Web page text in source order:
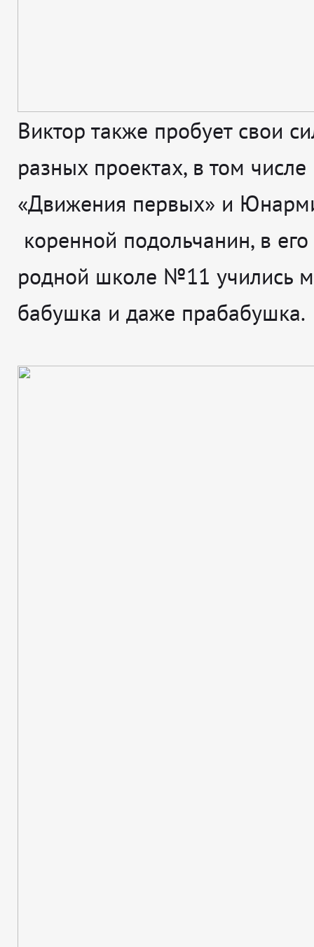
Виктор также пробует свои
разных проектах, в том числе
«Движения первых» и
коренной подольчанин, в его
родной школе №11 учились
бабушка и даже прабабушка.